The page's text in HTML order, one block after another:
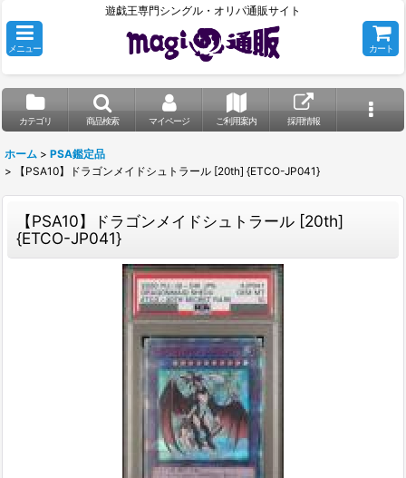
遊戯王専門シングル・オリパ通販サイト
メニュー カート
カテゴリ 商品検索 マイページ ご利用案内 採用情報
ホーム > PSA鑑定品
>
【PSA10】ドラゴンメイドシュトラール [20th] {ETCO-JP041}
【PSA10】ドラゴンメイドシュトラール [20th]
{ETCO-JP041}